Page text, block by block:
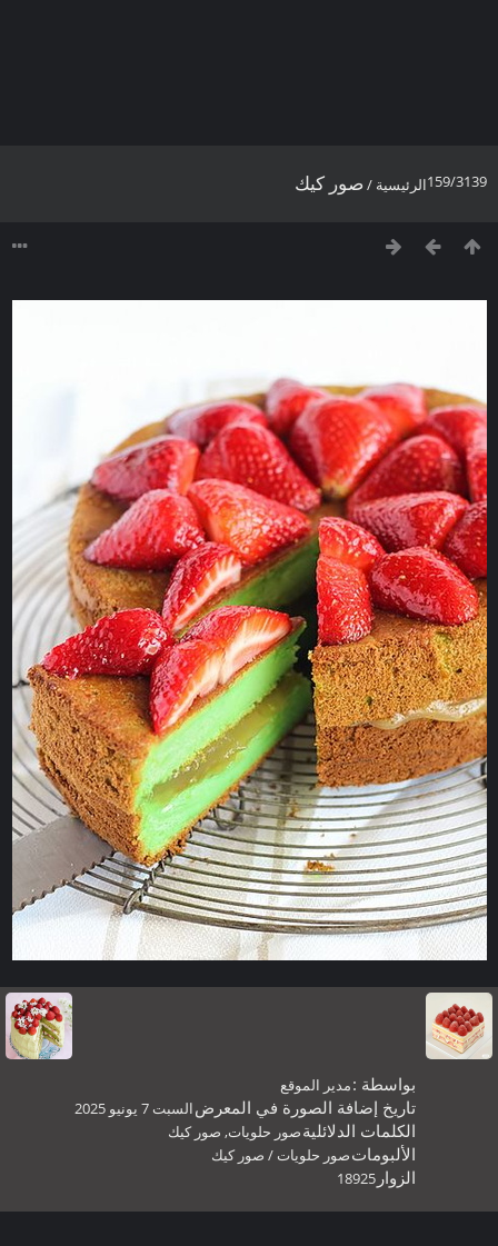
159/3139الرئيسية /صور كيك
بواسطة :مدير الموقع
تاريخ إضافة الصورة في المعرضالسبت 7 يونيو 2025
الكلمات الدلائليةصور حلويات, صور كيك
الألبوماتصور حلويات / صور كيك
الزوار 18925